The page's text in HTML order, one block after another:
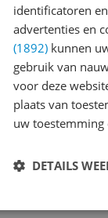
kenmerken
identificatoren
advertenties en
(1892) kunnen
gebruik van
voor deze
plaats van
uw
DETAILS